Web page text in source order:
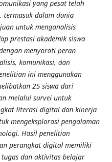
yang pesat telah
termasuk dalam dunia
untuk menganalisis
prestasi akademik siswa
menyoroti peran
komunikasi, dan
ini menggunakan
25 siswa dari
melalui survei untuk
literasi digital dan kinerja
mengeksplorasi pengalaman
Hasil penelitian
perangkat digital memiliki
dan aktivitas belajar